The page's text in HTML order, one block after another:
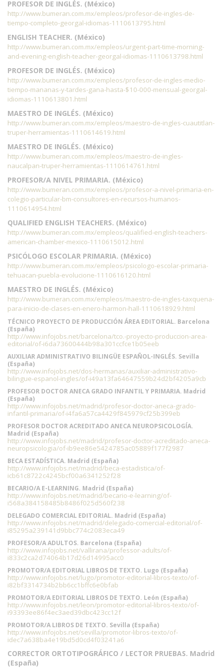
PROFESOR DE INGLÉS. (México)
http://www.bumeran.com.mx/empleos/profesor-de-ingles-de-
tiempo-completo-georgal-idiomas-1110613795.html
ENGLISH TEACHER. (México)
http://www.bumeran.com.mx/empleos/urgent-part-time-morning-
and-evening-english-teacher-georgal-idiomas-1110613798.html
PROFESOR DE INGLÉS. (México)
http://www.bumeran.com.mx/empleos/profesor-de-ingles-medio-
tiempo-mananas-y-tardes-gana-hasta-$10-000-mensual-georgal-
idiomas-1110613801.html
MAESTRO DE INGLÉS. (México)
http://www.bumeran.com.mx/empleos/maestro-de-ingles-cuautitlan-
truper-herramientas-1110614619.html
MAESTRO DE INGLÉS. (México)
http://www.bumeran.com.mx/empleos/maestro-de-ingles-
naucalpan-truper-herramientas-1110614761.html
PROFESOR/A NIVEL PRIMARIA. (México)
http://www.bumeran.com.mx/empleos/profesor-a-nivel-primaria-en-
colegio-particular-bm-consultores-en-recursos-humanos-
1110614954.html
QUALIFIED ENGLISH TEACHERS. (México)
http://www.bumeran.com.mx/empleos/qualified-english-teachers-
american-chamber-mexico-1110615012.html
PSICÓLOGO ESCOLAR PRIMARIA. (México)
http://www.bumeran.com.mx/empleos/psicologo-escolar-primaria-
tehuacan-puebla-evolucione-1110616120.html
MAESTRO DE INGLÉS. (México)
http://www.bumeran.com.mx/empleos/maestro-de-ingles-taxquena-
para-inicio-de-clases-en-enero-harmon-hall-1110618929.html
TÉCNICO PROYECTO DE PRODUCCIÓN ÁREA EDITORIAL. Barcelona
(España)
http://www.infojobs.net/barcelona/tco.-proyecto-produccion-area-
editorial/of-i6da73600444b98a301ccfce1b05eeb
AUXILIAR ADMINISTRATIVO BILINGÜE ESPAÑOL-INGLÉS. Sevilla
(España)
http://www.infojobs.net/dos-hermanas/auxiliar-administrativo-
bilingue-espanol-ingles/of-i49a13fa64647559b24d2bf4205a9cb
PROFESOR DOCTOR ANECA GRADO INFANTIL Y PRIMARIA. Madrid
(España)
http://www.infojobs.net/madrid/profesor-doctor-aneca-grado-
infantil-primaria/of-i4fa6a57ca4429f845979cf25b399eb
PROFESOR DOCTOR ACREDITADO ANECA NEUROPSICOLOGÍA.
Madrid (España)
http://www.infojobs.net/madrid/profesor-doctor-acreditado-aneca-
neuropsicologia/of-ib9ee86e5424785ac05889f177f2987
BECA ESTADÍSTICA. Madrid (España)
http://www.infojobs.net/madrid/beca-estadistica/of-
icb61c8722c4245bcf00a6341252f28
BECARIO/A E-LEARNING. Madrid (España)
http://www.infojobs.net/madrid/becario-e-learning/of-
i568a384158485b8486f025d560f238
DELEGADO COMERCIAL EDITORIAL. Madrid (España)
http://www.infojobs.net/madrid/delegado-comercial-editorial/of-
i85295a239141d9bbc774c2083eca49
PROFESOR/A ADULTOS. Barcelona (España)
http://www.infojobs.net/vallirana/professor-adults/of-
i833c2ca2d74064b17d26d14995acc0
PROMOTOR/A EDITORIAL LIBROS DE TEXTO. Lugo (España)
http://www.infojobs.net/lugo/promotor-editorial-libros-texto/of-
i82bf3314734b2bb6cc1bffc6e0bfab
PROMOTOR/A EDITORIAL LIBROS DE TEXTO. León (España)
http://www.infojobs.net/leon/promotor-editorial-libros-texto/of-
i93393ee86f4ec3aed39dbc423cc12f
PROMOTOR/A LIBROS DE TEXTO. Sevilla (España)
http://www.infojobs.net/sevilla/promotor-libros-texto/of-
idec7a638ba4e19bd5d0cd4f03241a6
CORRECTOR ORTOTIPOGRÁFICO / LECTOR PRUEBAS. Madrid
(España)